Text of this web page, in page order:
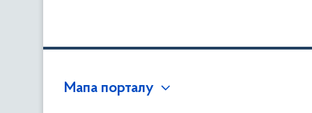
Мапа порталу